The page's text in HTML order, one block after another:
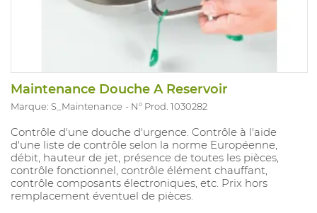
Maintenance Douche A Reservoir
Marque: S_Maintenance N° Prod. 1030282
Contrôle d'une douche d'urgence. Contrôle à l'aide
d'une liste de contrôle selon la norme Européenne,
débit, hauteur de jet, présence de toutes les pièces,
contrôle fonctionnel, contrôle élément chauffant,
contrôle composants électroniques, etc. Prix hors
remplacement éventuel de pièces.